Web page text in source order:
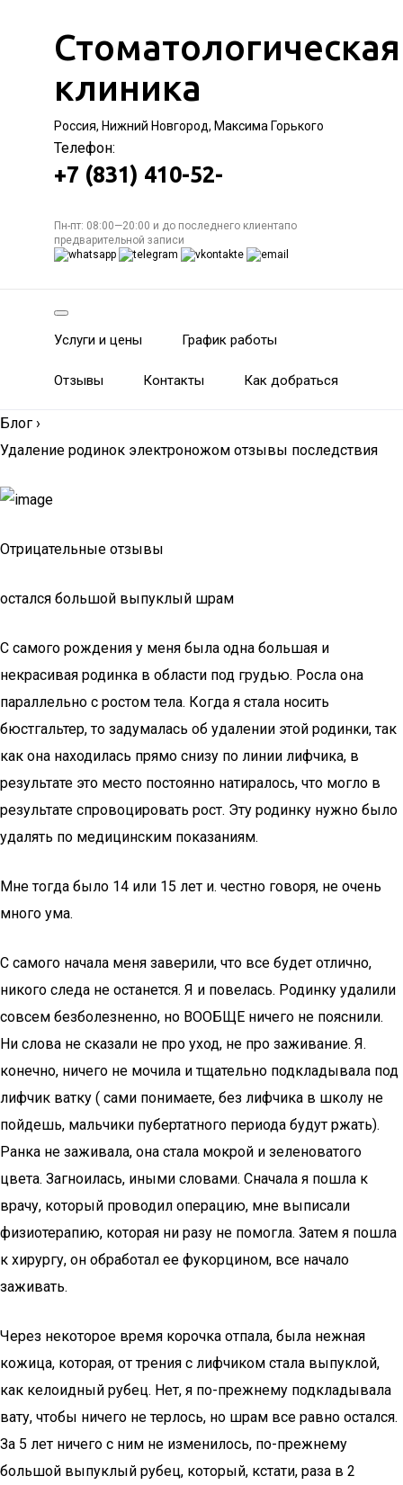
Стоматологическая
клиника
Россия, Нижний Новгород, Максима Горького
Телефон:
+7 (831) 410-52-
Пн-пт: 08:00—20:00 и до последнего клиентапо
предварительной записи
Услуги и цены График работы
Отзывы Контакты Как добраться
Блог ›
Удаление родинок электроножом отзывы последствия
Отрицательные отзывы
остался большой выпуклый шрам
С самого рождения у меня была одна большая и
некрасивая родинка в области под грудью. Росла она
параллельно с ростом тела. Когда я стала носить
бюстгальтер, то задумалась об удалении этой родинки, так
как она находилась прямо снизу по линии лифчика, в
результате это место постоянно натиралось, что могло в
результате спровоцировать рост. Эту родинку нужно было
удалять по медицинским показаниям.
Мне тогда было 14 или 15 лет и. честно говоря, не очень
много ума.
С самого начала меня заверили, что все будет отлично,
никого следа не останется. Я и повелась. Родинку удалили
совсем безболезненно, но ВООБЩЕ ничего не пояснили.
Ни слова не сказали не про уход, не про заживание. Я.
конечно, ничего не мочила и тщательно подкладывала под
лифчик ватку ( сами понимаете, без лифчика в школу не
пойдешь, мальчики пубертатного периода будут ржать).
Ранка не заживала, она стала мокрой и зеленоватого
цвета. Загноилась, иными словами. Сначала я пошла к
врачу, который проводил операцию, мне выписали
физиотерапию, которая ни разу не помогла. Затем я пошла
к хирургу, он обработал ее фукорцином, все начало
заживать.
Через некоторое время корочка отпала, была нежная
кожица, которая, от трения с лифчиком стала выпуклой,
как келоидный рубец. Нет, я по-прежнему подкладывала
вату, чтобы ничего не терлось, но шрам все равно остался.
За 5 лет ничего с ним не изменилось, по-прежнему
большой выпуклый рубец, который, кстати, раза в 2